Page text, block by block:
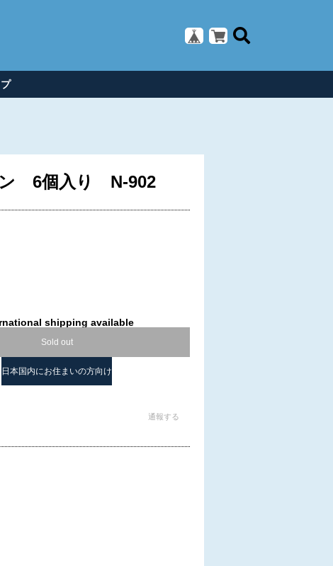
ン 6個入り N-902
shipping available
Sold out
日本国内にお住まいの方向け
通報する